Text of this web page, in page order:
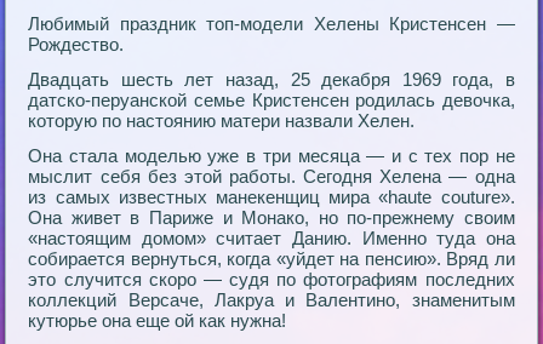
Любимый праздник топ-модели Хeлены Кристенсен —
Рождество.
Двадцать шесть лет назад, 25 декабря 1969 года, в
датско-перуанской семье Кристенсен родилась девочка,
которую по настоянию матери назвали Хeлен.
Она стала моделью уже в три месяца — и с тех пор не
мыслит себя без этой работы. Сегодня Хeлена — одна
из самых известных манекенщиц мира «haute couture».
Она живет в Париже и Монако, но по-прежнему своим
«настоящим домом» считает Данию. Именно туда она
собирается вернуться, когда «уйдет на пенсию». Вряд ли
это случится скоро — судя по фотографиям последних
коллекций Версаче, Лакруа и Валентино, знаменитым
кутюрье она еще ой как нужна!